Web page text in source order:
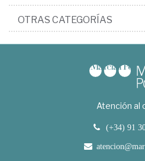
OTRAS CATEGORÍAS
Atención al
(+34) 91